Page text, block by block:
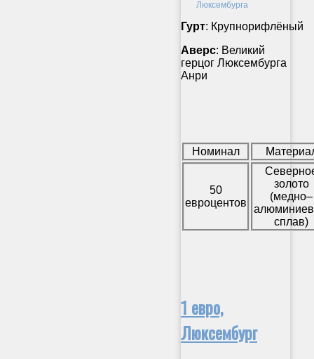
Гурт: Крупнорифлёный
Аверс: Великий
герцог Люксембурга
Анри
Номинал
50
евроцентов
золото
(медно–
сплав)
1 евро,
Люксембург